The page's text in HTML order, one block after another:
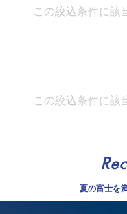
この絞込条件に該
この絞込条件に該
夏の富士を